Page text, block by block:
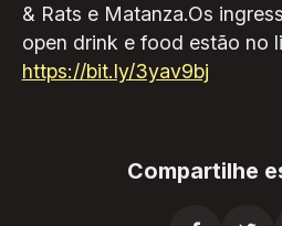
& Rats e Matanza.Os
open drink e food estão no
https://bit.ly/3yav9bj
Compartilhe